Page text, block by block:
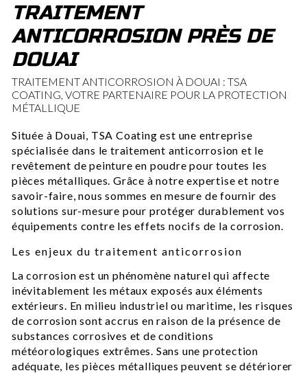
TRAITEMENT
ANTICORROSION PRÈS DE
DOUAI
TRAITEMENT ANTICORROSION À DOUAI : TSA
COATING, VOTRE PARTENAIRE POUR LA PROTECTION
MÉTALLIQUE
Située à Douai, TSA Coating est une entreprise
spécialisée dans le traitement anticorrosion et le
revêtement de peinture en poudre pour toutes les
pièces métalliques. Grâce à notre expertise et notre
savoir-faire, nous sommes en mesure de fournir des
solutions sur-mesure pour protéger durablement vos
équipements contre les effets nocifs de la corrosion.
Les enjeux du traitement anticorrosion
La corrosion est un phénomène naturel qui affecte
inévitablement les métaux exposés aux éléments
extérieurs. En milieu industriel ou maritime, les risques
de corrosion sont accrus en raison de la présence de
substances corrosives et de conditions
météorologiques extrêmes. Sans une protection
adéquate, les pièces métalliques peuvent se détériorer